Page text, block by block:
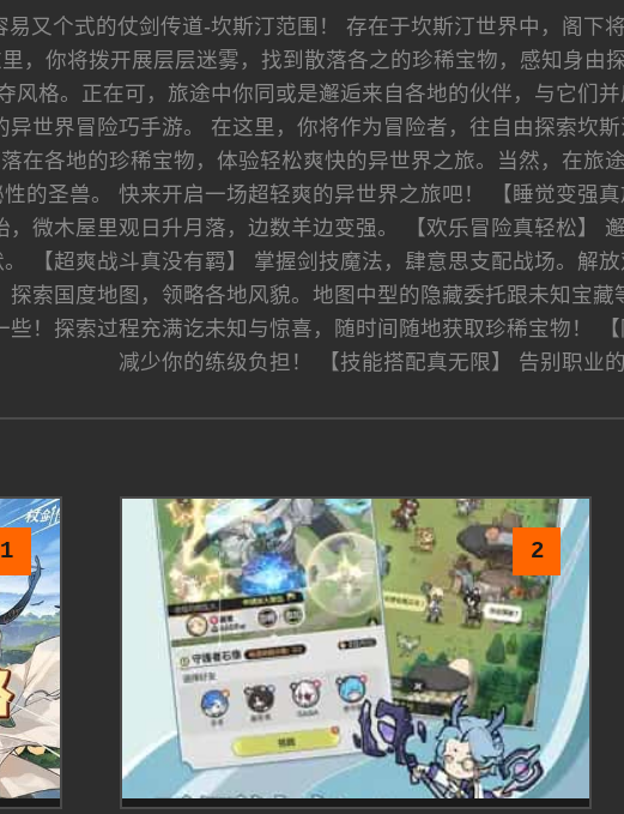
易又个式的仗剑传道-坎斯汀范围！ 存在于坎斯汀世界中，阁下
，你将拨开展层层迷雾，找到散落各之的珍稀宝物，感知身
风格。正在可，旅途中你同或是邂逅来自各地的伙伴，与它们
异世界冒险巧手游。 在这里，你将作为冒险者，往自由探索坎
在各地的珍稀宝物，体验轻松爽快的异世界之旅。当然，在旅
的圣兽。 快来开启一场超轻爽的异世界之旅吧！ 【睡觉变强
，微木屋里观日升月落，边数羊边变强。 【欢乐冒险真轻松】
【超爽战斗真没有羁】 掌握剑技魔法，肆意思支配战场。解
探索国度地图，领略各地风貌。地图中型的隐藏委托跟未知宝
些！探索过程充满讫未知与惊喜，随时间随地获取珍稀宝物！
减少你的练级负担！ 【技能搭配真无限】 告别职业
1 2